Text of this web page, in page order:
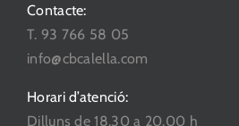
Contacte:
T. 93 766 58 05
info@cbcalella.com
Horari d’atenció:
Dilluns de 18.30 a 20.00 h